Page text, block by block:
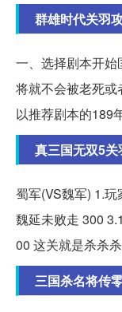
群雄时代关羽
一、选择剧本开
将就不会被老死
以推荐剧本的189
真三国无双5
蜀军(VS魏军) 1.
魏延未败走 300
00 这关就是杀杀
三国杀名将传